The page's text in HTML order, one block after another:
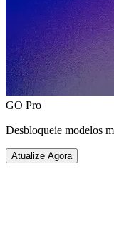
GO Pro
Desbloqueie modelos
Atualize Agora